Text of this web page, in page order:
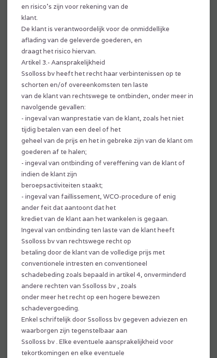
en risico’s zijn voor rekening van de
klant.
De klant is verantwoordelijk voor de onmiddellijke
aflading van de geleverde goederen, en
draagt het risico hiervan.
Artikel 3.- Aansprakelijkheid
Ssolloss bv heeft het recht haar verbintenissen op te
schorten en/of overeenkomsten ten laste
van de klant van rechtswege te ontbinden, onder meer in
navolgende gevallen:
- ingeval van wanprestatie van de klant, zoals het niet
tijdig betalen van een deel of het
geheel van de prijs en het in gebreke zijn van de klant om
goederen af te halen;
- ingeval van ontbinding of vereffening van de klant of
indien de klant zijn
beroepsactiviteiten staakt;
- ingeval van faillissement, WCO-procedure of enig
ander feit dat aantoont dat het
krediet van de klant aan het wankelen is gegaan.
Ingeval van ontbinding ten laste van de klant heeft
Ssolloss bv van rechtswege recht op
betaling door de klant van de volledige prijs met
conventionele intresten en conventioneel
schadebeding zoals bepaald in artikel 4, onverminderd
andere rechten van Ssolloss bv , zoals
onder meer het recht op een hogere bewezen
schadevergoeding.
Enkel schriftelijk door Ssolloss bv gegeven adviezen en
waarborgen zijn tegenstelbaar aan
Ssolloss bv . Elke eventuele aansprakelijkheid voor
tekortkomingen en elke eventuele